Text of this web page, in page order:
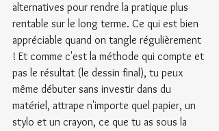
alternatives pour rendre la pratique plus
rentable sur le long terme. Ce qui est bien
appréciable quand on tangle régulièrement
! Et comme c'est la méthode qui compte et
pas le résultat (le dessin final), tu peux
même débuter sans investir dans du
matériel, attrape n'importe quel papier, un
stylo et un crayon, ce que tu as sous la